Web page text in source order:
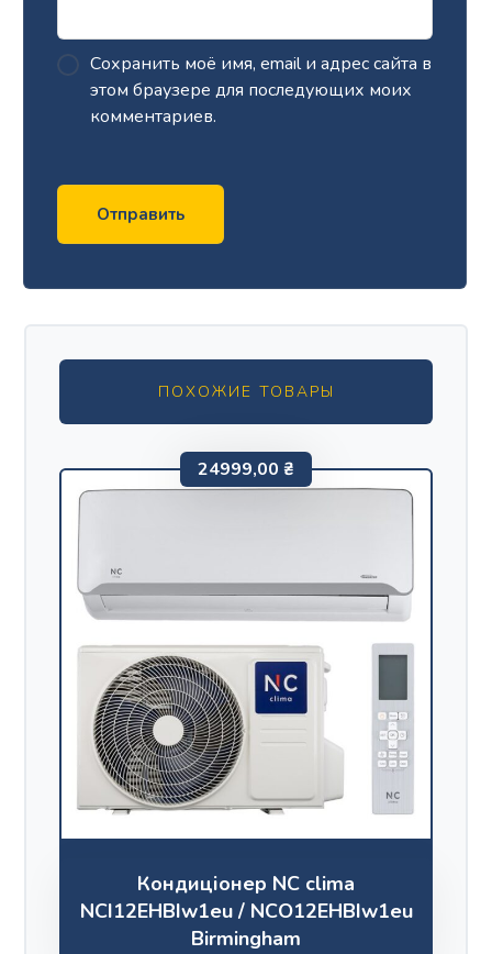
Сохранить моё имя, email и адрес сайта в
этом браузере для последующих моих
комментариев.
Отправить
ПОХОЖИЕ ТОВАРЫ
Кондиціонер NC clima
NCI12EHBIw1eu / NCO12EHBIw1eu
Birmingham
24999,00 ₴